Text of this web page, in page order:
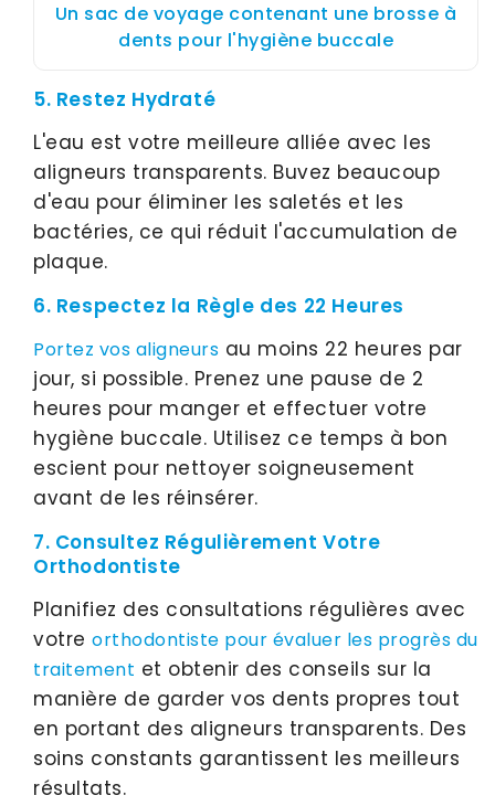
Un sac de voyage contenant une brosse à
dents pour l'hygiène buccale
5. Restez Hydraté
L'eau est votre meilleure alliée avec les
aligneurs transparents. Buvez beaucoup
d'eau pour éliminer les saletés et les
bactéries, ce qui réduit l'accumulation de
plaque.
6. Respectez la Règle des 22 Heures
Portez vos aligneurs au moins 22 heures par
jour, si possible. Prenez une pause de 2
heures pour manger et effectuer votre
hygiène buccale. Utilisez ce temps à bon
escient pour nettoyer soigneusement
avant de les réinsérer.
7. Consultez Régulièrement Votre
Orthodontiste
Planifiez des consultations régulières avec
votre orthodontiste pour évaluer les progrès du
traitement et obtenir des conseils sur la
manière de garder vos dents propres tout
en portant des aligneurs transparents. Des
soins constants garantissent les meilleurs
résultats.